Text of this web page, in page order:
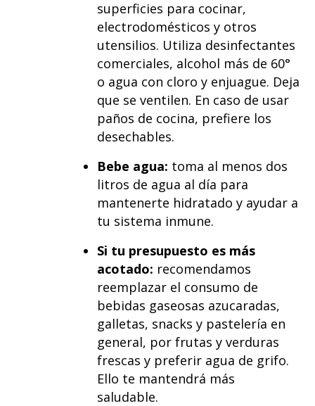
superficies para cocinar,
electrodomésticos y otros
utensilios. Utiliza desinfectantes
comerciales, alcohol más de 60°
o agua con cloro y enjuague. Deja
que se ventilen. En caso de usar
paños de cocina, prefiere los
desechables.
Bebe agua: toma al menos dos
litros de agua al día para
mantenerte hidratado y ayudar a
tu sistema inmune.
Si tu presupuesto es más
acotado: recomendamos
reemplazar el consumo de
bebidas gaseosas azucaradas,
galletas, snacks y pastelería en
general, por frutas y verduras
frescas y preferir agua de grifo.
Ello te mantendrá más
saludable.